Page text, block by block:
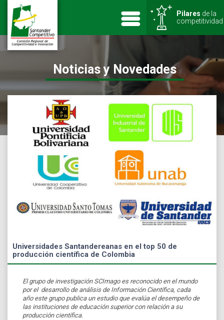
Pilares de la
competitividad
Noticias y Novedades
Universidades Santandereanas en el top 50 de
producción científica de Colombia
El grupo de investigación SCImago es reconocido en el mundo
por el desarrollo de análisis de Información Científica, cada
año este grupo publica un estudio que evalúa el desempeño de
las instituciones de educación superior con relación a su
producción científica.